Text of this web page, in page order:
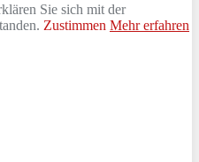
Sie sich mit der
Zustimmen Mehr erfahren